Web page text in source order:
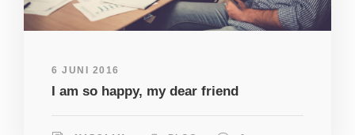
6 JUNI 2016
I am so happy, my dear friend